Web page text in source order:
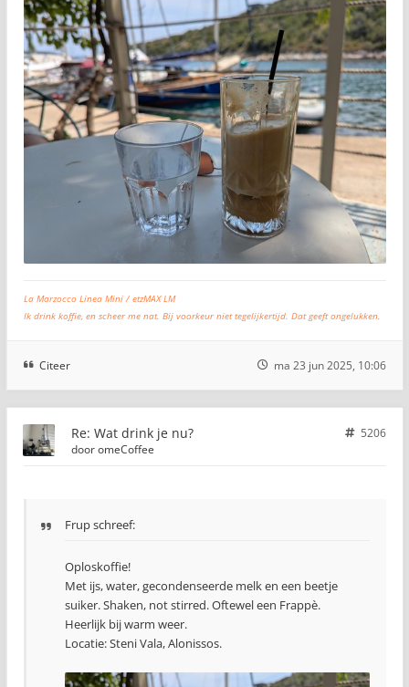
La Marzocco Linea Mini / etzMAX LM
Ik drink koffie, en scheer me nat. Bij voorkeur niet tegelijkertijd. Dat geeft ongelukken.
Citeer ma 23 jun 2025, 10:06
Re: Wat drink je nu?
5206
dooromeCoffee
Frup schreef:
Oploskoffie!
Met ijs, water, gecondenseerde melk en een beetje
suiker. Shaken, not stirred. Oftewel een Frappè.
Heerlijk bij warm weer.
Locatie: Steni Vala, Alonissos.